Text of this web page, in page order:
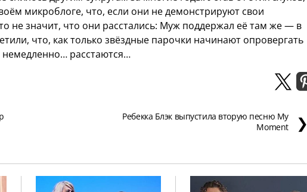
микроблоге, что, если они не демонстрируют свои
не значит, что они расстались: Муж поддержал её там же — в
что, как только звёздные парочки начинают опровергать
немедленно… расстаются…
Ребекка Блэк выпустила вторую песню My
Moment
❯